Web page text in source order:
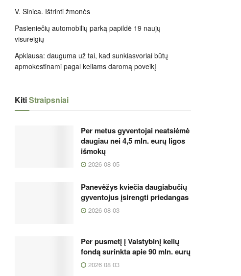
V. Sinica. Ištrinti žmonės
Pasieniečių automobilių parką papildė 19 naujų
visureigių
Apklausa: dauguma už tai, kad sunkiasvoriai būtų
apmokestinami pagal keliams daromą poveikį
KitiStraipsniai
Per metus gyventojai neatsiėmė
daugiau nei 4,5 mln. eurų ligos
išmokų
2026 08 05
Panevėžys kviečia daugiabučių
gyventojus įsirengti priedangas
2026 08 03
Per pusmetį į Valstybinį kelių
fondą surinkta apie 90 mln. eurų
2026 08 03